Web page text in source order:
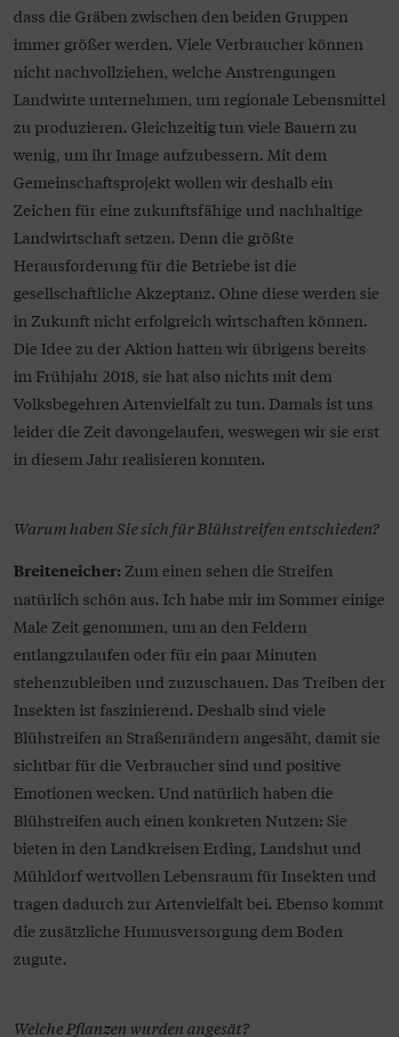
dass die Gräben zwischen den beiden Gruppen
immer größer werden. Viele Verbraucher können
nicht nachvollziehen, welche Anstrengungen
Landwirte unternehmen, um regionale Lebensmittel
zu produzieren. Gleichzeitig tun viele Bauern zu
wenig, um ihr Image aufzubessern. Mit dem
Gemeinschaftsprojekt wollen wir deshalb ein
Zeichen für eine zukunftsfähige und nachhaltige
Landwirtschaft setzen. Denn die größte
Herausforderung für die Betriebe ist die
gesellschaftliche Akzeptanz. Ohne diese werden sie
in Zukunft nicht erfolgreich wirtschaften können.
Die Idee zu der Aktion hatten wir übrigens bereits
im Frühjahr 2018, sie hat also nichts mit dem
Volksbegehren Artenvielfalt zu tun. Damals ist uns
leider die Zeit davongelaufen, weswegen wir sie erst
in diesem Jahr realisieren konnten.
Warum haben Sie sich für Blühstreifen entschieden?
Breiteneicher: Zum einen sehen die Streifen
natürlich schön aus. Ich habe mir im Sommer einige
Male Zeit genommen, um an den Feldern
entlangzulaufen oder für ein paar Minuten
stehenzubleiben und zuzuschauen. Das Treiben der
Insekten ist faszinierend. Deshalb sind viele
Blühstreifen an Straßenrändern angesäht, damit sie
sichtbar für die Verbraucher sind und positive
Emotionen wecken. Und natürlich haben die
Blühstreifen auch einen konkreten Nutzen: Sie
bieten in den Landkreisen Erding, Landshut und
Mühldorf wertvollen Lebensraum für Insekten und
tragen dadurch zur Artenvielfalt bei. Ebenso kommt
die zusätzliche Humusversorgung dem Boden
zugute.
Welche Pflanzen wurden angesät?